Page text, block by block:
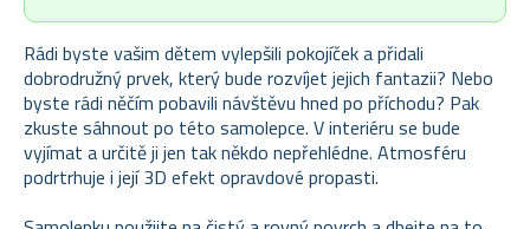
Rádi byste vašim dětem vylepšili pokojíček a přidali
dobrodružný prvek, který bude rozvíjet jejich fantazii? Nebo
byste rádi něčím pobavili návštěvu hned po příchodu? Pak
zkuste sáhnout po této samolepce. V interiéru se bude
vyjímat a určitě ji jen tak někdo nepřehlédne. Atmosféru
podrtrhuje i její 3D efekt opravdové propasti.